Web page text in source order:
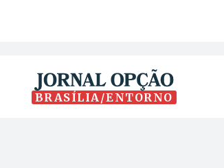
BRASÍLIA/ENTORNO